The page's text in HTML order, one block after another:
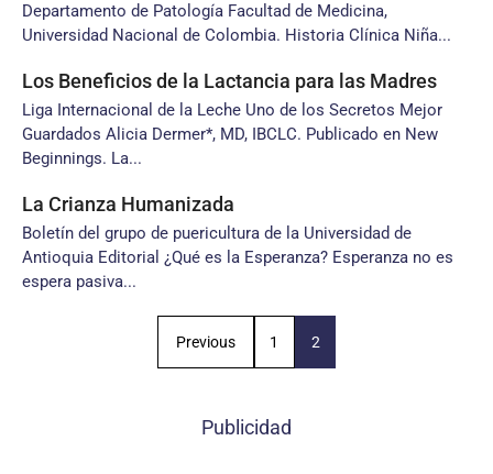
Departamento de Patología Facultad de Medicina,
Universidad Nacional de Colombia. Historia Clínica Niña...
Los Beneficios de la Lactancia para las Madres
Liga Internacional de la Leche Uno de los Secretos Mejor
Guardados Alicia Dermer*, MD, IBCLC. Publicado en New
Beginnings. La...
La Crianza Humanizada
Boletín del grupo de puericultura de la Universidad de
Antioquia Editorial ¿Qué es la Esperanza? Esperanza no es
espera pasiva...
Previous 1 2
Publicidad